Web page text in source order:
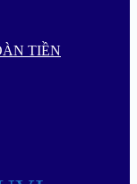
TIỀN